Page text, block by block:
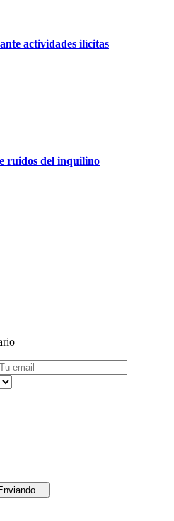
actividades ilícitas
ruidos del inquilino